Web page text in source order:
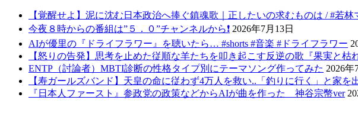
【覚醒せよ】泥に沈む日本政治へ捧ぐ鎮魂歌｜正したいの求むものは / #若林
今夜８時からの番組は”５．０”チャンネルから❗️ 2026年7月13日
AIが優里の『ドライフラワー』を聴いたら… #shorts #音楽 #ドライフラワー
【怒りの告発】思考を止めた従順な羊たちを叩き起こす反逆の歌『果実と枯
ENTP（討論者）MBTI診断の性格タイプ別にテーマソング作ってみた 2026年
【寿ガールズバンド】天皇の命に従わず4万人を救い..「釣りに行く」と家
『日本人ファースト』参政党の政策などからAIが曲を作った 神谷宗幣ver